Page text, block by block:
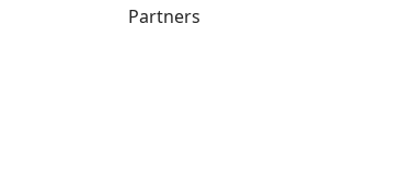
Partners